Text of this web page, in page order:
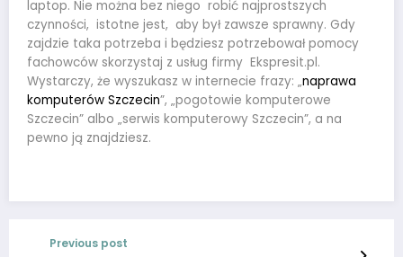
laptop. Nie można bez niego robić najprostszych
czynności, istotne jest, aby był zawsze sprawny. Gdy
zajdzie taka potrzeba i będziesz potrzebował pomocy
fachowców skorzystaj z usług firmy Ekspresit.pl.
Wystarczy, że wyszukasz w internecie frazy: „naprawa
komputerów Szczecin”, „pogotowie komputerowe
Szczecin” albo „serwis komputerowy Szczecin”, a na
pewno ją znajdziesz.
Previous post